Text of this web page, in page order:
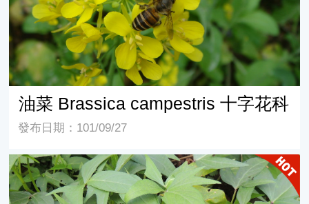
油菜 Brassica campestris 十字花科
發布日期：101/09/27
番薯 Ipomoea batatas 旋花科